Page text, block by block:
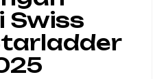
Swiss